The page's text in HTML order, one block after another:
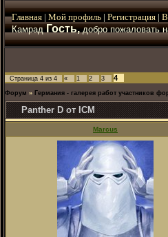
Главная | Мой профиль | Регистрация |
КамрадГость,добро пожаловать
Страница 4 из 4 « 1 2 3 4
Форум » Германия - галерея работ участников
Panther D от ICM
Marcus